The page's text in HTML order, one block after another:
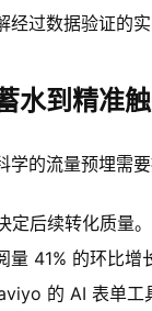
过数据验证的实
水到精准
的流量预埋需
定后续转化质量
量 41% 的环比
的 AI 表单